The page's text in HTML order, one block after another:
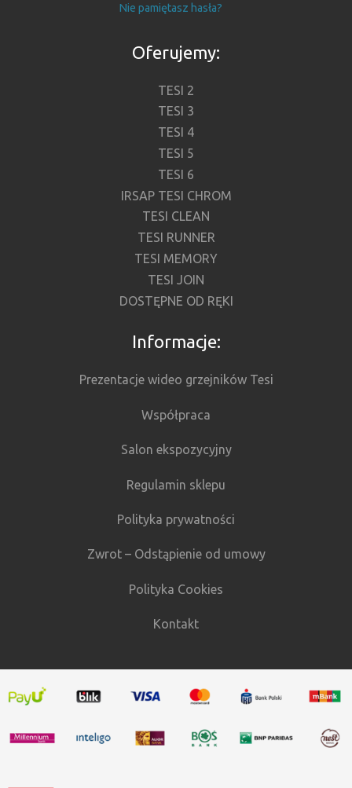
Nie pamiętasz hasła?
Oferujemy:
TESI 2
TESI 3
TESI 4
TESI 5
TESI 6
IRSAP TESI CHROM
TESI CLEAN
TESI RUNNER
TESI MEMORY
TESI JOIN
DOSTĘPNE OD RĘKI
Informacje:
Prezentacje wideo grzejników Tesi
Współpraca
Salon ekspozycyjny
Regulamin sklepu
Polityka prywatności
Zwrot – Odstąpienie od umowy
Polityka Cookies
Kontakt